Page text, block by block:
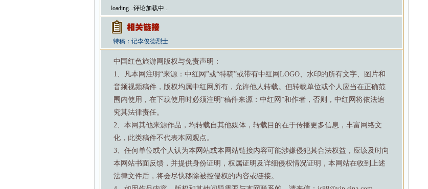
loading...评论加载中...
·特稿：记李俊德烈士
中国红色旅游网版权与免责声明：
1、凡本网注明“来源：中红网”或“特稿”或带有中红网LOGO、水印的所有文字、图片和
音频视频稿件，版权均属中红网所有，允许他人转载。但转载单位或个人应当在正确范
围内使用，在下载使用时必须注明“稿件来源：中红网”和作者，否则，中红网将依法追
究其法律责任。
2、本网其他来源作品，均转载自其他媒体，转载目的在于传播更多信息，丰富网络文
化，此类稿件不代表本网观点。
3、任何单位或个人认为本网站或本网站链接内容可能涉嫌侵犯其合法权益，应该及时向
本网站书面反馈，并提供身份证明，权属证明及详细侵权情况证明，本网站在收到上述
法律文件后，将会尽快移除被控侵权的内容或链接。